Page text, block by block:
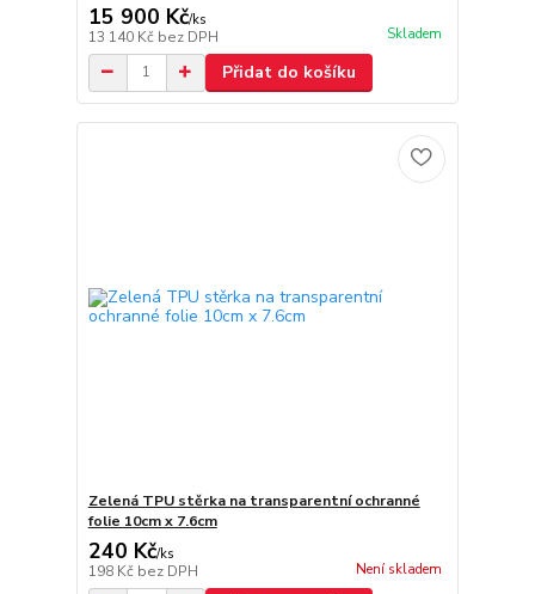
15 900 Kč/ks
13 140 Kč bez DPH Skladem
Přidat do košíku
Zelená TPU stěrka na transparentní ochranné
folie 10cm x 7.6cm
240 Kč/ks
198 Kč bez DPH Není skladem